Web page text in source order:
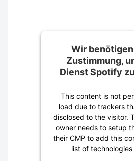
Wir
Zustimmung,
Dienst Spotify
This content is not
load due to trackers
disclosed to the visitor.
owner needs to setup
their CMP to add this
list of technologies